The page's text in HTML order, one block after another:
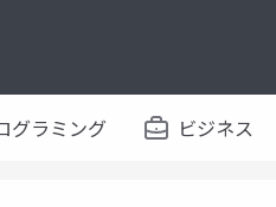
グラミング ビジネス